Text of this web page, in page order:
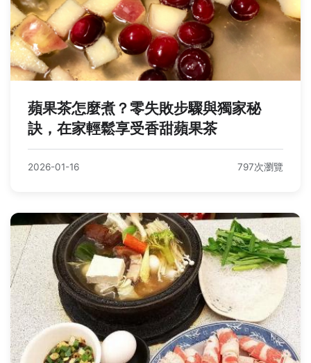
蘋果茶怎麼煮？零失敗步驟與獨家秘
訣，在家輕鬆享受香甜蘋果茶
2026-01-16 797次瀏覽